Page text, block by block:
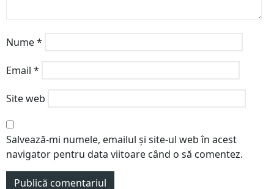
Nume*
Email *
Site web
Salvează-mi numele, emailul și site-ul web în acest
navigator pentru data viitoare când o să comentez.